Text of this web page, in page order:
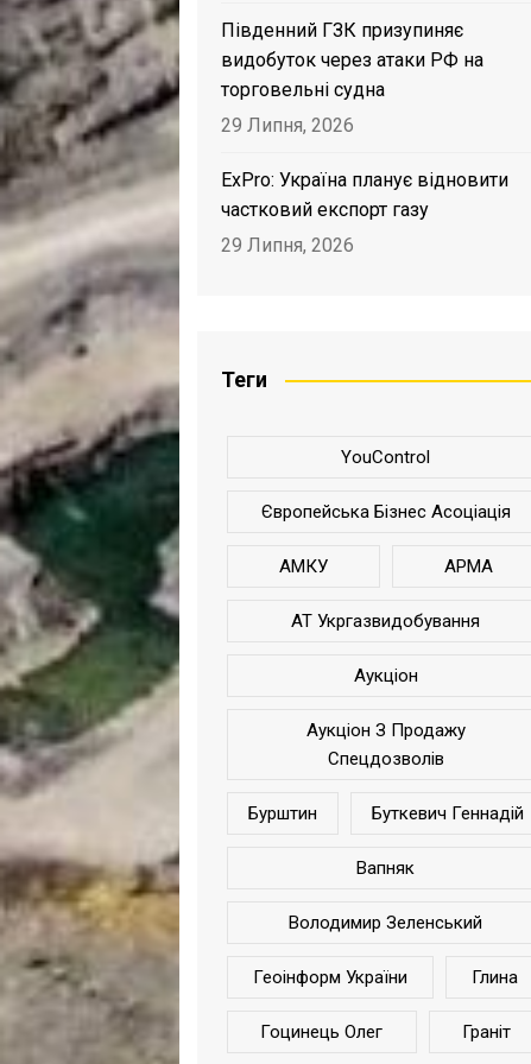
Південний ГЗК призупиняє
видобуток через атаки РФ на
торговельні судна
29 Липня, 2026
ExPro: Україна планує відновити
частковий експорт газу
29 Липня, 2026
Теги
YouControl
Європейська Бізнес Асоціація
АМКУ АРМА
АТ Укргазвидобування
Аукціон
Аукціон З Продажу
Спецдозволів
Бурштин Буткевич Геннадій
Вапняк
Володимир Зеленський
Геоінформ України Глина
Гоцинець Олег Граніт